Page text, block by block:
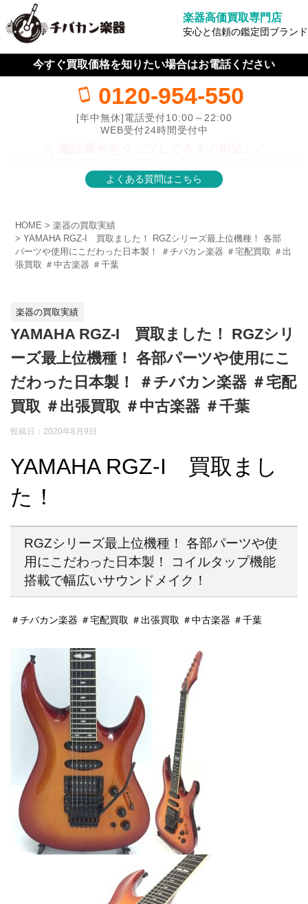
楽器高価買取専門店
安心と信頼の鑑定団ブランド
今すぐ買取価格を知りたい場合はお電話ください
0120-954-550
[年中無休]電話受付10:00～22:00
WEB受付24時間受付中
よくある質問はこちら
HOME
楽器の買取実績
YAMAHA RGZ-I 買取ました！ RGZシリーズ最上位機種！ 各部
パーツや使用にこだわった日本製！ ＃チバカン楽器 ＃宅配買取 ＃出
張買取 ＃中古楽器 ＃千葉
楽器の買取実績
YAMAHA RGZ-I 買取ました！ RGZシリ
ーズ最上位機種！ 各部パーツや使用にこ
だわった日本製！ ＃チバカン楽器 ＃宅配
買取 ＃出張買取 ＃中古楽器 ＃千葉
投稿日： 2020年8月9日
YAMAHA RGZ-I 買取まし
た！
RGZシリーズ最上位機種！ 各部パーツや使
用にこだわった日本製！ コイルタップ機能
搭載で幅広いサウンドメイク！
＃チバカン楽器 ＃宅配買取 ＃出張買取 ＃中古楽器 ＃千葉